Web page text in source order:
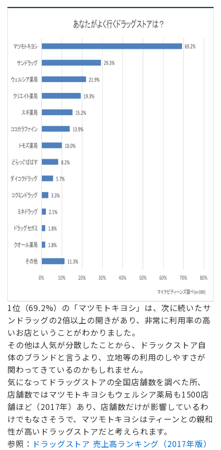
1位（69.2%）の「マツモトキヨシ」は、次に続いたサ
ンドラッグの2倍以上の開きがあり、非常に利用率の高
いお店ということがわかりました。
その他は人気が分散したことから、ドラックストア自
体のブランドと言うより、立地等の利用のしやすさが
関わってきているのかもしれません。
気になってドラッグストアの全国店舗数を調べた所、
店舗数ではマツモトキヨシもウェルシア薬局も1500店
舗ほど（2017年）あり、店舗数だけが影響しているわ
けでもなさそうで、マツモトキヨシはティーンとの親和
性が高いドラッグストアだと考えられます。
参照： ドラッグストア 売上高ランキング（2017年版）